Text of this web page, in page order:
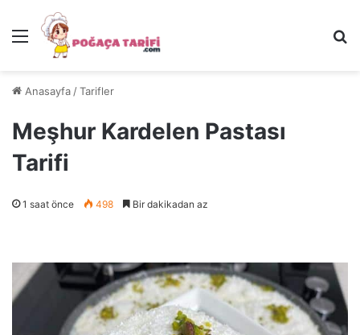
Menü
Anasayfa /Tarifler
Meşhur Kardelen Pastası
Tarifi
1 saat önce 498 Bir dakikadan az